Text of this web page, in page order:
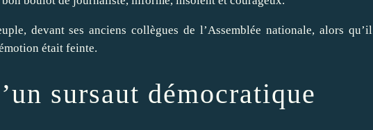
devant ses anciens collègues de l’Assemblée nationale, alors qu’il
était feinte.
sursaut démocratique